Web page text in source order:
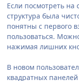
Если посмотреть на
структура была
понятны с первого
пользоваться.
нажимая лишних
В новом
квадратных